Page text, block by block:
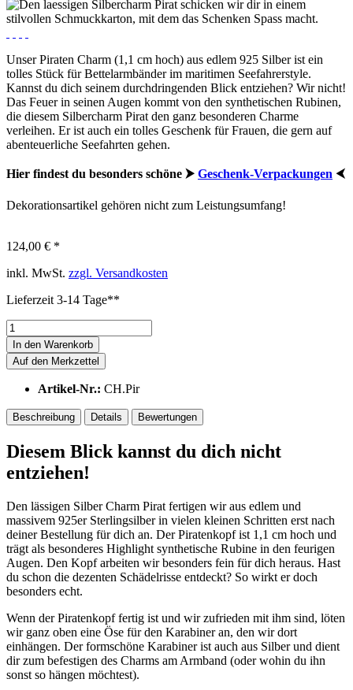
Unser Piraten Charm (1,1 cm hoch) aus edlem 925 Silber ist ein
tolles Stück für Bettelarmbänder im maritimen Seefahrerstyle.
Kannst du dich seinem durchdringenden Blick entziehen? Wir nicht!
Das Feuer in seinen Augen kommt von den synthetischen Rubinen,
die diesem Silbercharm Pirat den ganz besonderen Charme
verleihen. Er ist auch ein tolles Geschenk für Frauen, die gern auf
abenteuerliche Seefahrten gehen.
Hier findest du besonders schöne ⮞ Geschenk-Verpackungen ⮜
Dekorationsartikel gehören nicht zum Leistungsumfang!
124,00 € *
inkl. MwSt. zzgl. Versandkosten
Lieferzeit 3-14 Tage**
In den Warenkorb
Auf den Merkzettel
Artikel-Nr.: CH.Pir
Beschreibung Details Bewertungen
Diesem Blick kannst du dich nicht
entziehen!
Den lässigen Silber Charm Pirat fertigen wir aus edlem und
massivem 925er Sterlingsilber in vielen kleinen Schritten erst nach
deiner Bestellung für dich an. Der Piratenkopf ist 1,1 cm hoch und
trägt als besonderes Highlight synthetische Rubine in den feurigen
Augen. Den Kopf arbeiten wir besonders fein für dich heraus. Hast
du schon die dezenten Schädelrisse entdeckt? So wirkt er doch
besonders echt.
Wenn der Piratenkopf fertig ist und wir zufrieden mit ihm sind, löten
wir ganz oben eine Öse für den Karabiner an, den wir dort
einhängen. Der formschöne Karabiner ist auch aus Silber und dient
dir zum befestigen des Charms am Armband (oder wohin du ihn
sonst so hängen möchtest).